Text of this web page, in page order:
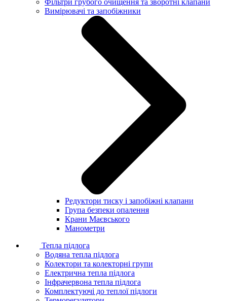
Фільтри грубого очищення та зворотні клапани
Вимірювачі та запобіжники
Редуктори тиску і запобіжні клапани
Група безпеки опалення
Крани Маєвського
Манометри
Тепла підлога
Водяна тепла підлога
Колектори та колекторні групи
Електрична тепла підлога
Інфрачервона тепла підлога
Комплектуючі до теплої підлоги